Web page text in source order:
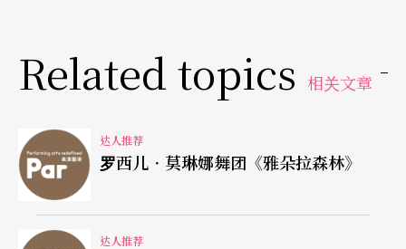
Related topics 相关文章
达人推荐
罗西儿．莫琳娜舞团《雅朵拉森林》
达人推荐